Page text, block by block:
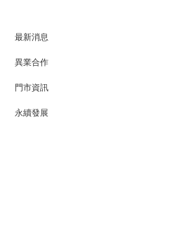
最新消息
異業合作
門市資訊
永續發展